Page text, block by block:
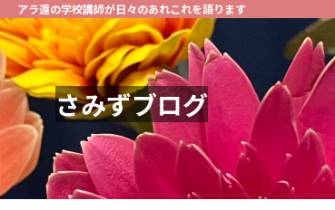
アラ還の学校講師が日々のあれこれを語ります
さみずブログ